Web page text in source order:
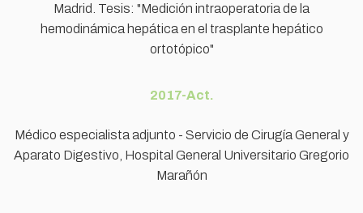
Madrid. Tesis: "Medición intraoperatoria de la
hemodinámica hepática en el trasplante hepático
ortotópico"
2017-Act.
Médico especialista adjunto - Servicio de Cirugía General y
Aparato Digestivo, Hospital General Universitario Gregorio
Marañón